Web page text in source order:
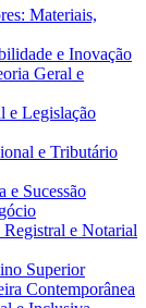
Materiais,
e Inovação
Geral e
e Legislação
e Tributário
e Sucessão
e Notarial
Superior
Contemporânea